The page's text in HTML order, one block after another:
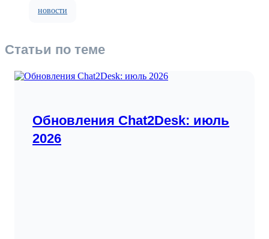
новости
Статьи по теме
Обновления Chat2Desk: июль
2026